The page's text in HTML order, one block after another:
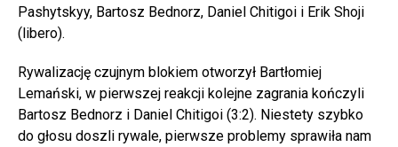
Pashytskyy, Bartosz Bednorz, Daniel Chitigoi i Erik Shoji
(libero).
Rywalizację czujnym blokiem otworzył Bartłomiej
Lemański, w pierwszej reakcji kolejne zagrania kończyli
Bartosz Bednorz i Daniel Chitigoi (3:2). Niestety szybko
do głosu doszli rywale, pierwsze problemy sprawiła nam